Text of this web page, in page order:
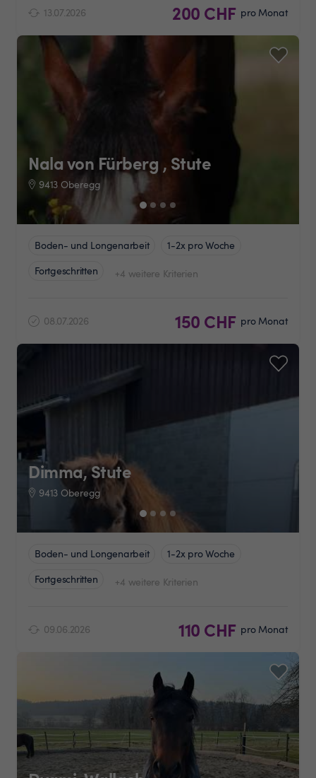
13.07.2026 200 CHF pro Monat
Nala von Fürberg , Stute
9413 Oberegg
Boden- und Longenarbeit
1-2x pro Woche
Fortgeschritten
+4 weitere Kriterien
08.07.2026 150 CHF pro Monat
Dimma, Stute
9413 Oberegg
Boden- und Longenarbeit
1-2x pro Woche
Fortgeschritten
+4 weitere Kriterien
09.06.2026 110 CHF pro Monat